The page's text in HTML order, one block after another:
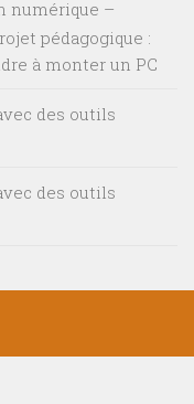
numérique –
pédagogique :
à monter un PC
des outils
des outils